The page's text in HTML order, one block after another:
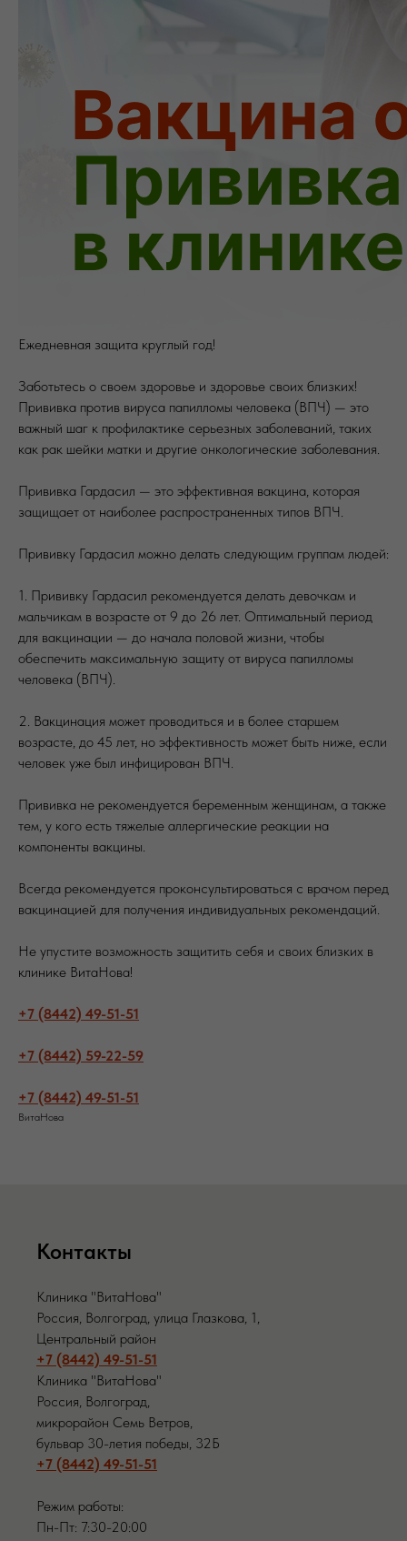
Ежедневная защита круглый год!
Заботьтесь о своем здоровье и здоровье своих близких!
Прививка против вируса папилломы человека (ВПЧ) — это
важный шаг к профилактике серьезных заболеваний, таких
как рак шейки матки и другие онкологические заболевания.
Прививка Гардасил — это эффективная вакцина, которая
защищает от наиболее распространенных типов ВПЧ.
Прививку Гардасил можно делать следующим группам людей:
1. Прививку Гардасил рекомендуется делать девочкам и
мальчикам в возрасте от 9 до 26 лет. Оптимальный период
для вакцинации — до начала половой жизни, чтобы
обеспечить максимальную защиту от вируса папилломы
человека (ВПЧ).
2. Вакцинация может проводиться и в более старшем
возрасте, до 45 лет, но эффективность может быть ниже, если
человек уже был инфицирован ВПЧ.
Прививка не рекомендуется беременным женщинам, а также
тем, у кого есть тяжелые аллергические реакции на
компоненты вакцины.
Всегда рекомендуется проконсультироваться с врачом перед
вакцинацией для получения индивидуальных рекомендаций.
Не упустите возможность защитить себя и своих близких в
клинике ВитаНова!
+7 (8442) 49-51-51
+7 (8442) 59-22-59
+7 (8442) 49-51-51
ВитаНова
Контакты
Клиника "ВитаНова"
Россия, Волгоград, улица Глазкова, 1,
Центральный район
+7 (8442) 49-51-51
Клиника "ВитаНова"
Россия, Волгоград,
микрорайон Семь Ветров,
бульвар 30-летия победы, 32Б
+7 (8442) 49-51-51
Режим работы:
Пн-Пт: 7:30-20:00